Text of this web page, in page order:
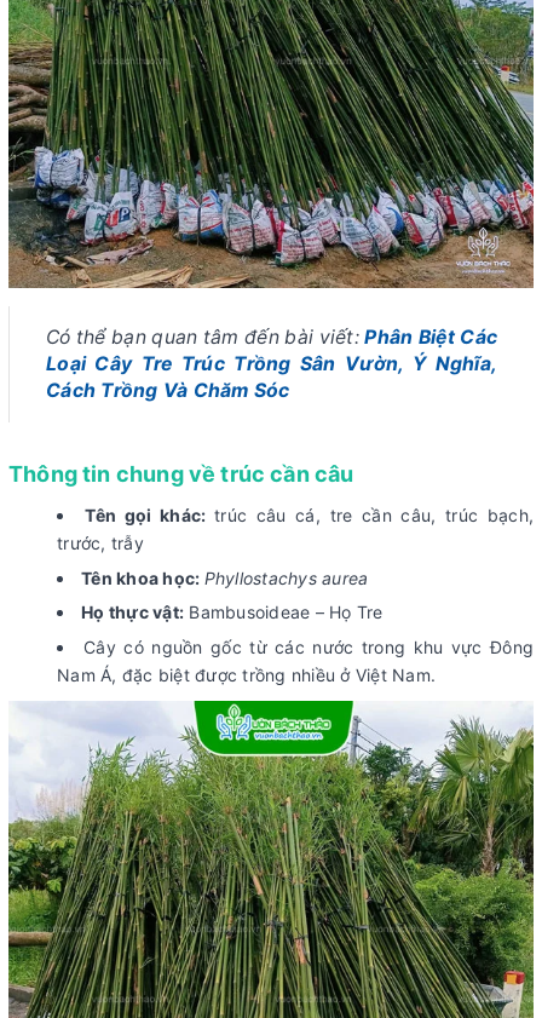
Có thể bạn quan tâm đến bài viết:Phân Biệt Các
Loại Cây Tre Trúc Trồng Sân Vườn, Ý Nghĩa,
Cách Trồng Và Chăm Sóc
Thông tin chung về trúc cần câu
Tên gọi khác:trúc câu cá, tre cần câu, trúc bạch,
trước, trẫy
Tên khoa học: Phyllostachys aurea
Họ thực vật: Bambusoideae – Họ Tre
Cây có nguồn gốc từ các nước trong khu vực Đông
Nam Á, đặc biệt được trồng nhiều ở Việt Nam.